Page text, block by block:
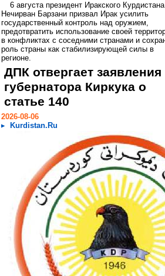
6 августа президент Иракского Курдистана
Нечирван Барзани призвал Ирак усилить
государственный контроль над оружием,
предотвратить использование своей
в конфликтах с соседними странами и
роль страны как стабилизирующей силы в
регионе.
ДПК отвергает заявления
губернатора Киркука о
статье 140
2026-08-06
Kurdistan.Ru